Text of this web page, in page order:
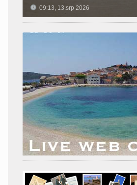
09:13, 13.srp 2026